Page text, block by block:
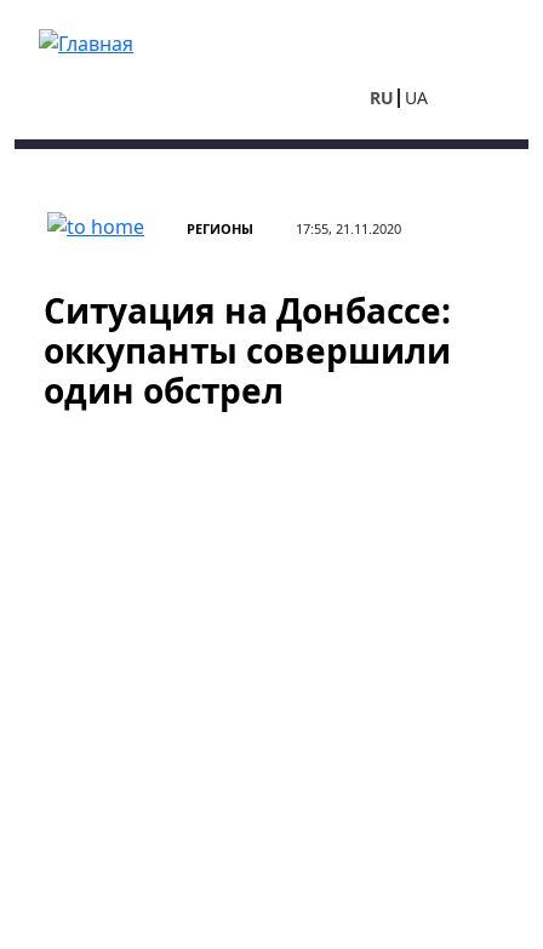
RU UA
РЕГИОНЫ 17:55, 21.11.2020
Ситуация на Донбассе:
оккупанты совершили
один обстрел